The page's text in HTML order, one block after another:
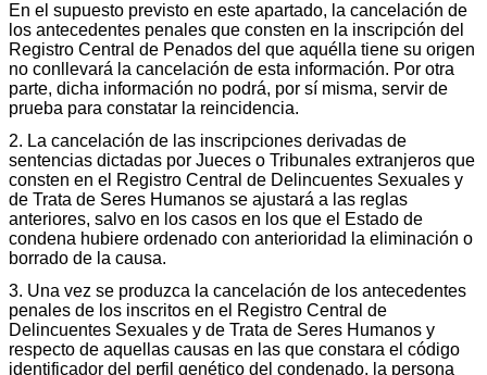
En el supuesto previsto en este apartado, la cancelación de
los antecedentes penales que consten en la inscripción del
Registro Central de Penados del que aquélla tiene su origen
no conllevará la cancelación de esta información. Por otra
parte, dicha información no podrá, por sí misma, servir de
prueba para constatar la reincidencia.
2. La cancelación de las inscripciones derivadas de
sentencias dictadas por Jueces o Tribunales extranjeros que
consten en el Registro Central de Delincuentes Sexuales y
de Trata de Seres Humanos se ajustará a las reglas
anteriores, salvo en los casos en los que el Estado de
condena hubiere ordenado con anterioridad la eliminación o
borrado de la causa.
3. Una vez se produzca la cancelación de los antecedentes
penales de los inscritos en el Registro Central de
Delincuentes Sexuales y de Trata de Seres Humanos y
respecto de aquellas causas en las que constara el código
identificador del perfil genético del condenado, la persona